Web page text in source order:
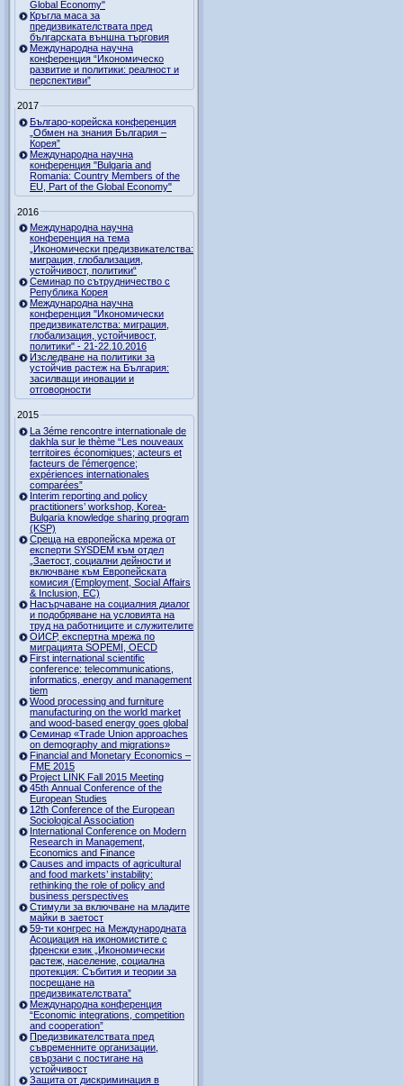
Global Economy"
Кръгла маса за
предизвикателствата пред
българската външна търговия
Международна научна
конференция “Икономическо
развитие и политики: реалност и
перспективи”
2017
Българо-корейска конференция
„Обмен на знания България –
Корея”
Международна научна
конференция "Bulgaria and
Romania: Country Members of the
EU, Part of the Global Economy"
2016
Международна научна
конференция на тема
„Икономически предизвикателства:
миграция, глобализация,
устойчивост, политики“
Семинар по сътрудничество с
Република Корея
Международна научна
конференция "Икономически
предизвикателства: миграция,
глобализация, устойчивост,
политики" - 21-22.10.2016
Изследване на политики за
устойчив растеж на България:
засилващи иновации и
отговорности
2015
La 3éme rencontre internationale de
dakhla sur le thème “Les nouveaux
territoires économiques; acteurs et
facteurs de l’émergence;
expériences internationales
comparées”
Interim reporting and policy
practitioners’ workshop, Korea-
Bulgaria knowledge sharing program
(KSP)
Среща на европейска мрежа от
експерти SYSDEM към отдел
„Заетост, социални дейности и
включване към Европейската
комисия (Employment, Social Affairs
& Inclusion, ЕС)
Насърчаване на социалния диалог
и подобряване на условията на
труд на работниците и служителите
ОИСР, експертна мрежа по
миграцията SOPEMI, OECD
First international scientific
conference: telecommunications,
informatics, energy and management
tiem
Wood processing and furniture
manufacturing on the world market
and wood-based energy goes global
Семинар «Trade Union approaches
on demography and migrations»
Financial and Monetary Economics –
FME 2015
Project LINK Fall 2015 Meeting
45th Annual Conference of the
European Studies
12th Conference of the European
Sociological Association
International Conference on Modern
Research in Management,
Economics and Finance
Causes and impacts of agricultural
and food markets’ instability:
rethinking the role of policy and
business perspectives
Стимули за включване на младите
майки в заетост
59-ти конгрес на Международната
Асоциация на икономистите с
френски език „Икономически
растеж, население, социална
протекция: Събития и теории за
посрещане на
предизвикателствата”
Международна конференция
“Economic integrations, competition
and cooperation”
Предизвикателствата пред
съвременните организации,
свързани с постигане на
устойчивост
Защита от дискриминация в